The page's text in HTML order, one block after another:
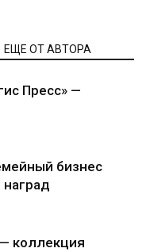
ЕЩЕ ОТ АВТОРА
Пресс» —
бизнес
коллекция